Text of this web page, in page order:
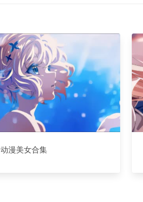
动漫美女合集